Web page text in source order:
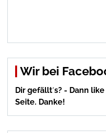
Wir bei
Dir gefällt´s? - Dann
Seite. Danke!